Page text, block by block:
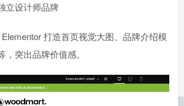
立设计师品牌
打造首页视觉大图、品牌介绍模
，突出品牌价值感。